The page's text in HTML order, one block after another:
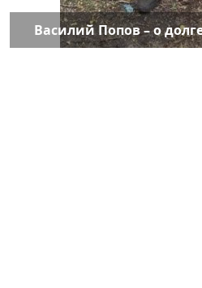
Василий Попов – о